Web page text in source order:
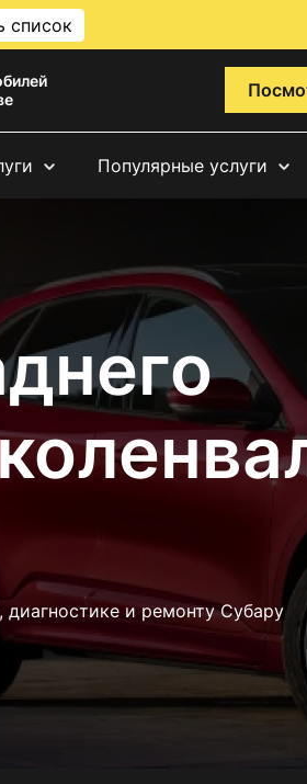
список
Популярные услуги
и ремонту Субару